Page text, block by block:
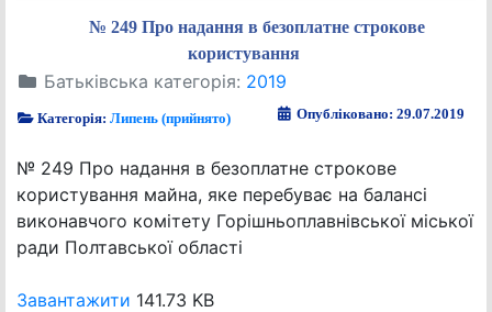
№ 249 Про надання в безоплатне строкове
користування
Батьківська категорія: 2019
Категорія:Липень (прийнято) Опубліковано: 29.07.2019
№ 249 Про надання в безоплатне строкове
користування майна, яке перебуває на балансі
виконавчого комітету Горішньоплавнівської міської
ради Полтавської області
Завантажити 141.73 KB